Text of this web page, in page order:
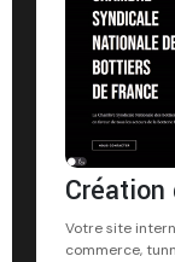
Votre site
commerce,